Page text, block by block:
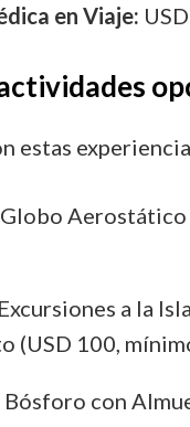
en Viaje:
estas
Aerostático
Excursiones a la
(USD 100,
con